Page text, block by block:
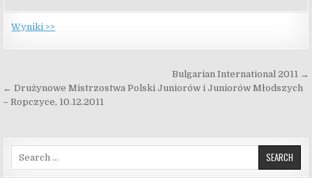
Wyniki >>
Bulgarian International 2011 →
← Drużynowe Mistrzostwa Polski Juniorów i Juniorów Młodszych
– Ropczyce, 10.12.2011
Search for: